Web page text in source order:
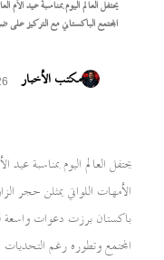
يحتفل العالم اليوم بمناسبة عيد
المجتمع الباكستاني مع التركيز
مكتب الأخبار
يحتفل العالم اليوم بمناسبة
الأمهات اللواتي يمثلن حجر
باكستان برزت دعوات واسعة
المجتمع وتطوره رغم التحديات